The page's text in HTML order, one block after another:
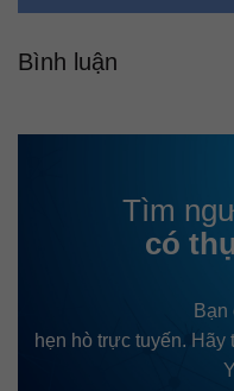
Bình luận
Tìm
có
Bạn
hẹn hò trực tuyến. Hãy